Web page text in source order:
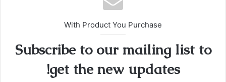
With Product You Purchase
Subscribe to our mailing list to
get the new updates!